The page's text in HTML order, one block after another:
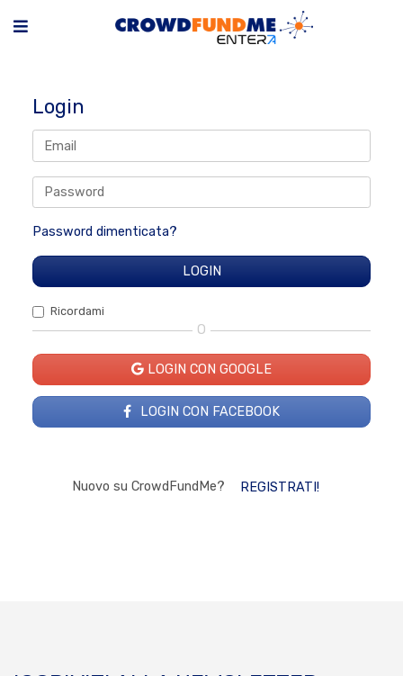
Login
Password dimenticata?
Ricordami
O
LOGIN CON GOOGLE
LOGIN CON FACEBOOK
Nuovo su CrowdFundMe? REGISTRATI!